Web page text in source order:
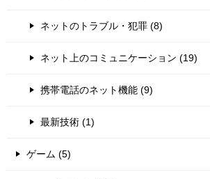
ネットのトラブル・犯罪 (8)
ネット上のコミュニケーション (19)
携帯電話のネット機能 (9)
最新技術 (1)
ゲーム (5)